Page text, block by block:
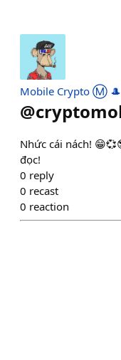
Mobile Crypto Ⓜ️ 🎩
@
Nhức cái nách!
đọc!
0 reply
0 recast
0 reaction